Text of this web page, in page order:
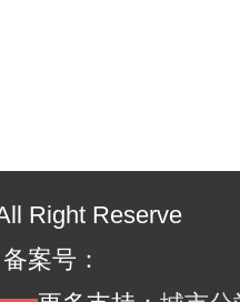
Right Reserve
案号：